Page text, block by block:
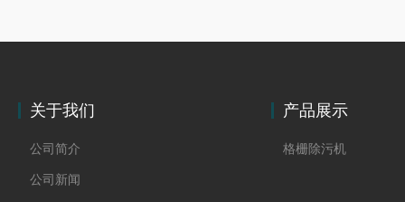
关于我们
公司简介
公司新闻
产品展示
格栅除污机